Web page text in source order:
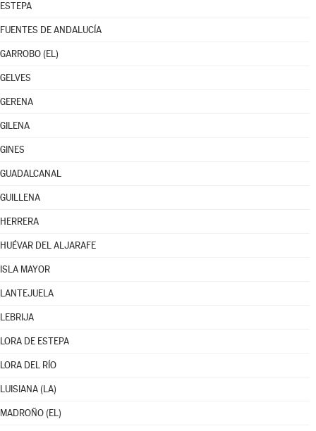
ESTEPA
FUENTES DE ANDALUCÍA
GARROBO (EL)
GELVES
GERENA
GILENA
GINES
GUADALCANAL
GUILLENA
HERRERA
HUÉVAR DEL ALJARAFE
ISLA MAYOR
LANTEJUELA
LEBRIJA
LORA DE ESTEPA
LORA DEL RÍO
LUISIANA (LA)
MADROÑO (EL)